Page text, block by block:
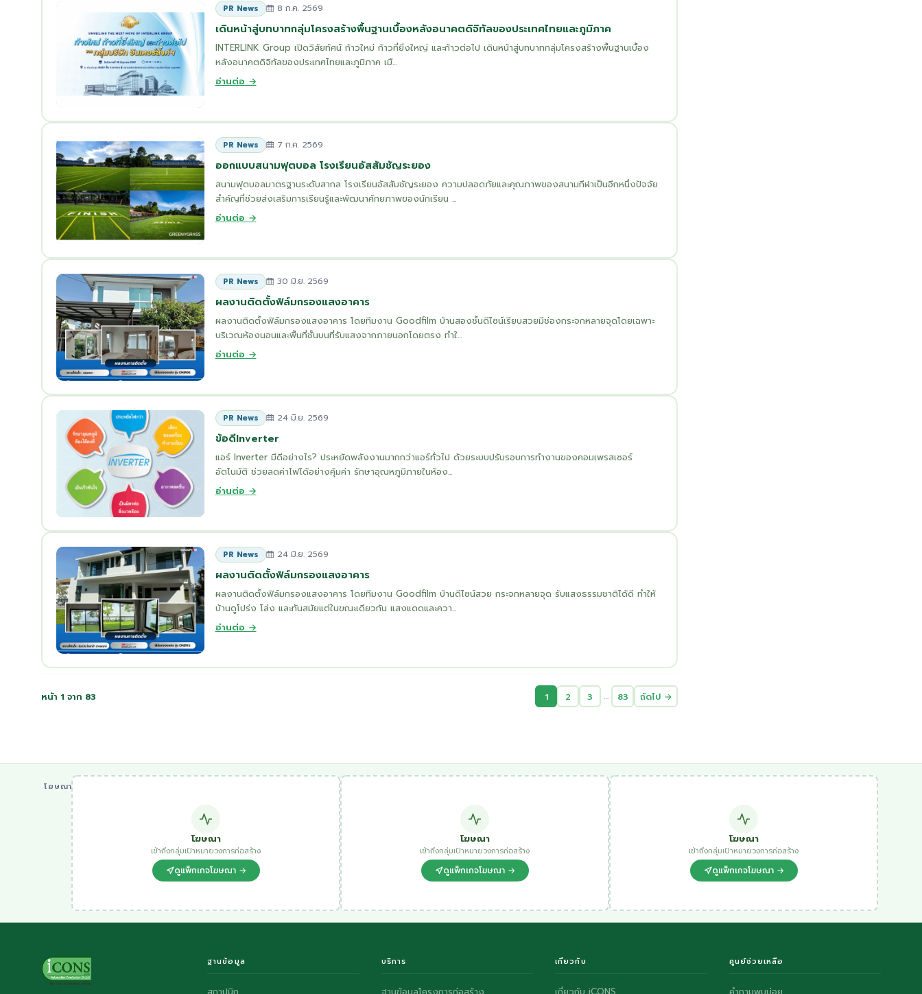
PR News 8 ก.ค. 2569
เดินหน้าสู่บทบาทกลุ่มโครงสร้างพื้นฐานเบื้องหลังอนาคตดิจิทัลของประเทศไทยและภูมิภาค
INTERLINK Group เปิดวิสัยทัศน์ ก้าวใหม่ ก้าวที่ยิ่งใหญ่ และก้าวต่อไป เดินหน้าสู่บทบาทกลุ่มโครงสร้างพื้นฐานเบื้อง
หลังอนาคตดิจิทัลของประเทศไทยและภูมิภาค เมื...
อ่านต่อ →
PR News 7 ก.ค. 2569
ออกแบบสนามฟุตบอล โรงเรียนอัสสัมชัญระยอง
สนามฟุตบอลมาตรฐานระดับสากล โรงเรียนอัสสัมชัญระยอง ความปลอดภัยและคุณภาพของสนามกีฬาเป็นอีกหนึ่งปัจจัย
สำคัญที่ช่วยส่งเสริมการเรียนรู้และพัฒนาศักยภาพของนักเรียน ...
อ่านต่อ →
PR News 30 มิ.ย. 2569
ผลงานติดตั้งฟิล์มกรองแสงอาคาร
ผลงานติดตั้งฟิล์มกรองแสงอาคาร โดยทีมงาน Goodfilm บ้านสองชั้นดีไซน์เรียบสวยมีช่องกระจกหลายจุดโดยเฉพาะ
บริเวณห้องนอนและพื้นที่ชั้นบนที่รับแสงจากภายนอกโดยตรง ทำใ...
อ่านต่อ →
PR News 24 มิ.ย. 2569
ข้อดีInverter
แอร์ Inverter มีดีอย่างไร? ประหยัดพลังงานมากกว่าแอร์ทั่วไป ด้วยระบบปรับรอบการทำงานของคอมเพรสเซอร์
อัตโนมัติ ช่วยลดค่าไฟได้อย่างคุ้มค่า รักษาอุณหภูมิภายในห้อง...
อ่านต่อ →
PR News 24 มิ.ย. 2569
ผลงานติดตั้งฟิล์มกรองแสงอาคาร
ผลงานติดตั้งฟิล์มกรองแสงอาคาร โดยทีมงาน Goodfilm บ้านดีไซน์สวย กระจกหลายจุด รับแสงธรรมชาติได้ดี ทำให้
บ้านดูโปร่ง โล่ง และทันสมัยแต่ในขณะเดียวกัน แสงแดดและควา...
อ่านต่อ →
หน้า 1 จาก 83 1 2 3 … 83 ถัดไป →
โฆษณา
โฆษณา
เข้าถึงกลุ่มเป้าหมายวงการก่อสร้าง
ดูแพ็กเกจโฆษณา →
โฆษณา
เข้าถึงกลุ่มเป้าหมายวงการก่อสร้าง
ดูแพ็กเกจโฆษณา →
โฆษณา
เข้าถึงกลุ่มเป้าหมายวงการก่อสร้าง
ดูแพ็กเกจโฆษณา →
ฐานข้อมูล บริการ เกี่ยวกับ ศูนย์ช่วยเหลือ